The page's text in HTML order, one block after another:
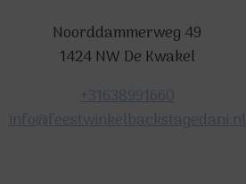
Noorddammerweg 49
1424 NW De Kwakel
+31638991660
info@feestwinkelbackstagedani.nl